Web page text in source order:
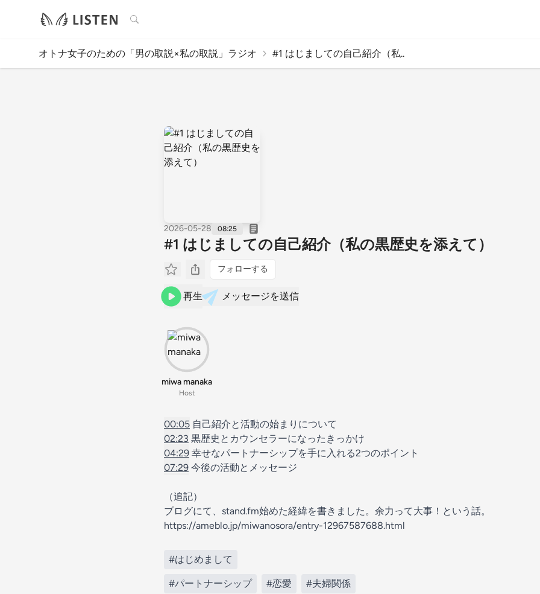
検索
オトナ女子のための「男の取説×私の取説」ラジオ #1 はじましての自己紹介（私..
2026-05-28 08:25
#1 はじましての自己紹介（私の黒歴史を添えて）
フォローする
再生 メッセージを送信
miwa manaka
Host
00:05 自己紹介と活動の始まりについて
02:23 黒歴史とカウンセラーになったきっかけ
04:29 幸せなパートナーシップを手に入れる2つのポイント
07:29 今後の活動とメッセージ
（追記）
ブログにて、stand.fm始めた経緯を書きました。余力って大事！という話。
https://ameblo.jp/miwanosora/entry-12967587688.html
#はじめまして
#パートナーシップ #恋愛
#夫婦関係